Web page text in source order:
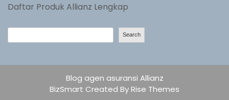
Daftar Produk Allianz Lengkap
e
Search
Blog agen asuransi Allianz
BizSmart Created ByRise Themes